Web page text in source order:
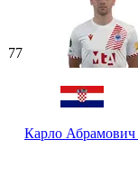
77
Карло Абрамович